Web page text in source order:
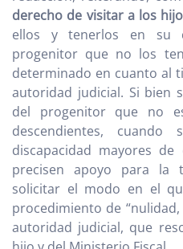
derecho de visitar a los
ellos y tenerlos en su
progenitor que no los
determinado en cuanto al
autoridad judicial. Si bien
del progenitor que no
descendientes,
discapacidad mayores
precisen apoyo para la
solicitar el modo en el
procedimiento de
autoridad judicial, que